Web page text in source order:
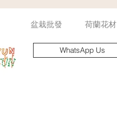
盆栽批發 荷蘭花材
WhatsApp Us